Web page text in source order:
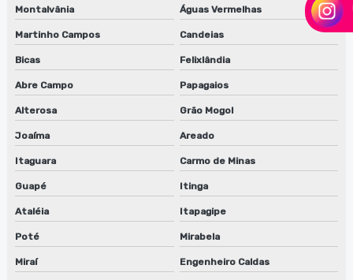
Montalvânia Águas Vermelhas
Martinho Campos Candeias
Bicas Felixlândia
Abre Campo Papagaios
Alterosa Grão Mogol
Joaíma Areado
Itaguara Carmo de Minas
Guapé Itinga
Ataléia Itapagipe
Poté Mirabela
Miraí Engenheiro Caldas